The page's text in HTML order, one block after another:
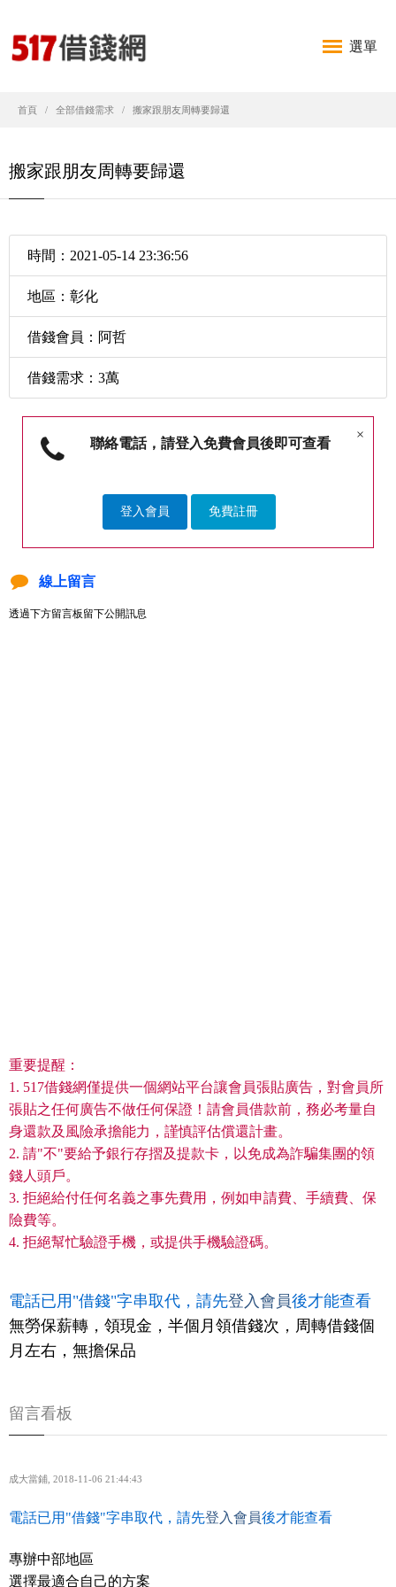
選單
首頁 全部借錢需求 搬家跟朋友周轉要歸還
搬家跟朋友周轉要歸還
時間：2021-05-14 23:36:56
地區：彰化
借錢會員：阿哲
借錢需求：3萬
×
聯絡電話，請登入免費會員後即可查看
登入會員 免費註冊
線上留言
透過下方留言板留下公開訊息
重要提醒：
1. 517借錢網僅提供一個網站平台讓會員張貼廣告，對會員所
張貼之任何廣告不做任何保證！請會員借款前，務必考量自
身還款及風險承擔能力，謹慎評估償還計畫。
2. 請"不"要給予銀行存摺及提款卡，以免成為詐騙集團的領
錢人頭戶。
3. 拒絕給付任何名義之事先費用，例如申請費、手續費、保
險費等。
4. 拒絕幫忙驗證手機，或提供手機驗證碼。
電話已用"借錢"字串取代，請先登入會員後才能查看
無勞保薪轉，領現金，半個月領借錢次，周轉借錢個
月左右，無擔保品
留言看板
成大當鋪 2018-11-06 21:44:43
電話已用"借錢"字串取代，請先登入會員後才能查看
專辦中部地區
選擇最適合自己的方案